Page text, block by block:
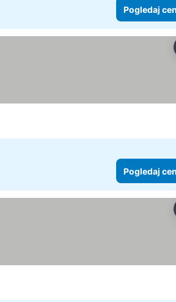
Pogledaj
Pogledaj